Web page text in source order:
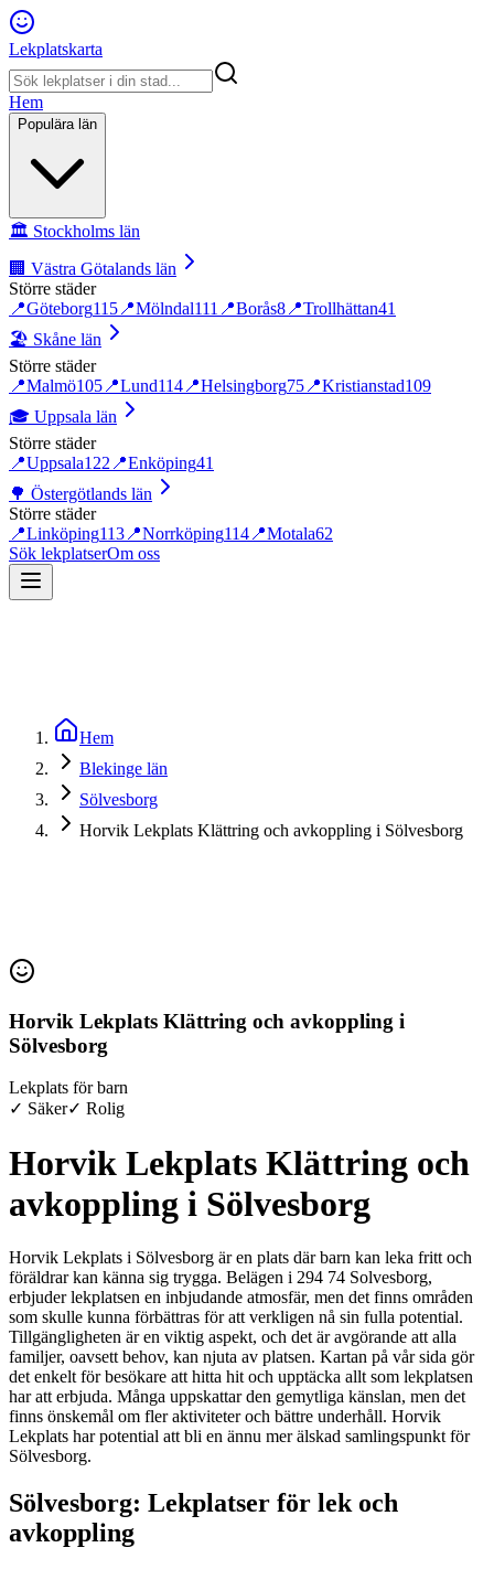
Lekplatskarta
Hem
Populära län
🏛️ Stockholms län
🏢 Västra Götalands län
Större städer
📍Göteborg115 📍Mölndal111 📍Borås8 📍Trollhättan41
🏖️ Skåne län
Större städer
📍Malmö105 📍Lund114 📍Helsingborg75 📍Kristianstad109
🎓 Uppsala län
Större städer
📍Uppsala122 📍Enköping41
🌳 Östergötlands län
Större städer
📍Linköping113 📍Norrköping114 📍Motala62
Sök lekplatserOm oss
Hem
Blekinge län
Sölvesborg
Horvik Lekplats Klättring och avkoppling i Sölvesborg
Horvik Lekplats Klättring och avkoppling i
Sölvesborg
Lekplats för barn
✓ Säker✓ Rolig
Horvik Lekplats Klättring och
avkoppling i Sölvesborg
Horvik Lekplats i Sölvesborg är en plats där barn kan leka fritt och
föräldrar kan känna sig trygga. Belägen i 294 74 Solvesborg,
erbjuder lekplatsen en inbjudande atmosfär, men det finns områden
som skulle kunna förbättras för att verkligen nå sin fulla potential.
Tillgängligheten är en viktig aspekt, och det är avgörande att alla
familjer, oavsett behov, kan njuta av platsen. Kartan på vår sida gör
det enkelt för besökare att hitta hit och upptäcka allt som lekplatsen
har att erbjuda. Många uppskattar den gemytliga känslan, men det
finns önskemål om fler aktiviteter och bättre underhåll. Horvik
Lekplats har potential att bli en ännu mer älskad samlingspunkt för
Sölvesborg.
Sölvesborg: Lekplatser för lek och
avkoppling